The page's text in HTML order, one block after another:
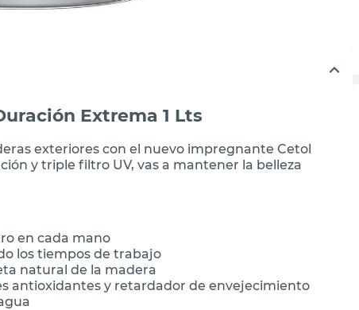
Extrema 1 Lts
exteriores con el nuevo impregnante Cetol
y triple filtro UV, vas a mantener la belleza
en cada mano
los tiempos de trabajo
natural de la madera
antioxidantes y retardador de envejecimiento